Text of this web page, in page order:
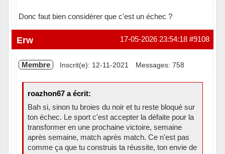
Donc faut bien considérer que c'est un échec ?
Hors ligne #9108
17-05-2026 23:54:18
Erw
Membre Inscrit(e): 12-11-2021 Messages: 758
roazhon67 a écrit:
Bah si, sinon tu broies du noir et tu reste bloqué sur
ton échec. Le sport c'est accepter la défaite pour la
transformer en une prochaine victoire, semaine
après semaine, match après match. Ce n'est pas
comme ça que tu construis ta réussite, ton envie de